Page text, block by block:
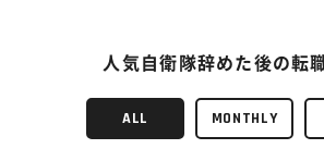
人気自衛隊辞めた後の転
ALL MONTHLY